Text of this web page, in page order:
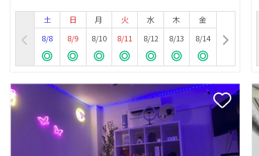
土
8/8
日
8/9
月
8/10
火
8/11
水
8/12
木
8/13
金
8/14